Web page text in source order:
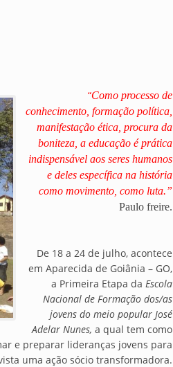
“Como processo de
conhecimento, formação política,
manifestação ética, procura da
boniteza, a educação é prática
indispensável aos seres humanos
e deles específica na história
como movimento, como luta.”
Paulo freire.
De 18 a 24 de julho, acontece
em Aparecida de Goiânia – GO,
a Primeira Etapa da Escola
Nacional de Formação dos/as
jovens do meio popular José
Adelar Nunes, a qual tem como
e preparar lideranças jovens para
uma ação sócio transformadora.